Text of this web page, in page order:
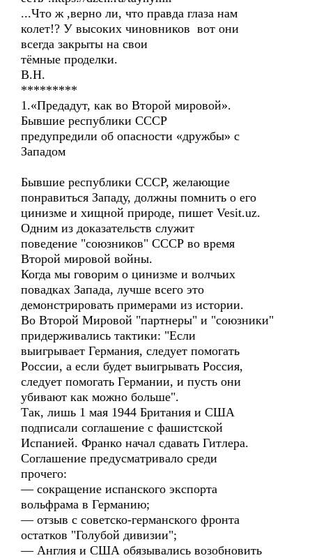
...Что ж ,верно ли, что правда глаза нам
колет!? У высоких чиновников вот они
всегда закрыты на свои
тёмные проделки.
В.Н.
*********
1.«Предадут, как во Второй мировой».
Бывшие республики СССР
предупредили об опасности «дружбы» с
Западом
Бывшие республики СССР, желающие
понравиться Западу, должны помнить о его
цинизме и хищной природе, пишет Vesit.uz.
Одним из доказательств служит
поведение "союзников" СССР во время
Второй мировой войны.
Когда мы говорим о цинизме и волчьих
повадках Запада, лучше всего это
демонстрировать примерами из истории.
Во Второй Мировой "партнеры" и "союзники"
придерживались тактики: "Если
выигрывает Германия, следует помогать
России, а если будет выигрывать Россия,
следует помогать Германии, и пусть они
убивают как можно больше".
Так, лишь 1 мая 1944 Британия и США
подписали соглашение с фашистской
Испанией. Франко начал сдавать Гитлера.
Соглашение предусматривало среди
прочего:
— сокращение испанского экспорта
вольфрама в Германию;
— отзыв с советско-германского фронта
остатков "Голубой дивизии";
— Англия и США обязывались возобновить